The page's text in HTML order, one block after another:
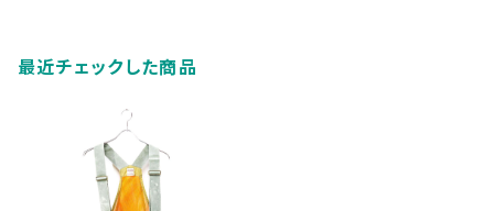
最近チェックした商品